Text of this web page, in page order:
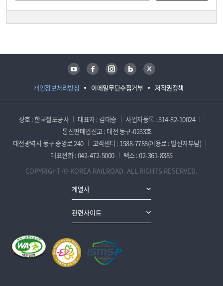
개인정보처리방침 이메일무단수집거부 저작권정책
유튜브 페이스북 인스타그램 블로그 트위터
상호 : 한국철도공사 대표자 : 김태승
사업자등록 : 314-82-10024
통신판매업신고 : 대전 동구-0233호
대전광역시 동구 중앙로 240
고객센터 : 1588-7788(이용료 : 발신자부담)
대표전화 : 042-472-5000
팩스 : 02-361-8385
COPYRIGHT ⓒ KOREA RAILROAD. ALL RIGHTS RESERVED.
계열사
관련사이트